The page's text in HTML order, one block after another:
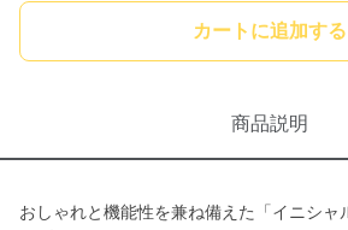
カートに追加する
商品説明
おしゃれと機能性を兼ね備えた「イニシャ